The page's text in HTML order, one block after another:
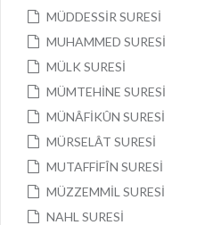
MÜDDESSİR SURESİ
MUHAMMED SURESİ
MÜLK SURESİ
MÜMTEHİNE SURESİ
MÜNÂFİKÛN SURESİ
MÜRSELÂT SURESİ
MUTAFFİFÎN SURESİ
MÜZZEMMİL SURESİ
NAHL SURESİ